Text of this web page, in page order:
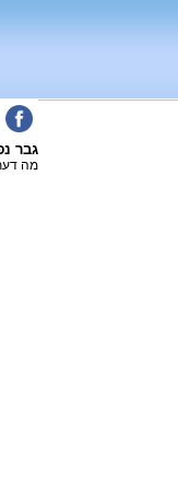
גבר
מה